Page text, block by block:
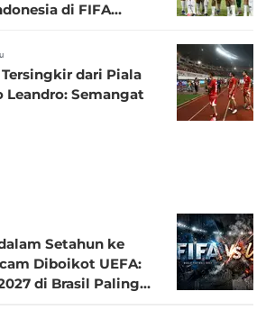
di FIFA
dari Piala
Leandro: Semangat
Setahun ke
Diboikot UEFA:
di Brasil Paling